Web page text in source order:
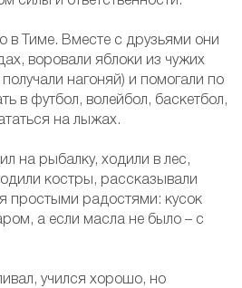
в Тиме. Вместе с друзьями они
воровали яблоки из чужих
нагоняй) и помогали по
в футбол, волейбол, баскетбол,
на лыжах.
на рыбалку, ходили в лес,
костры, рассказывали
простыми радостями: кусок
а если масла не было – с
учился хорошо, но